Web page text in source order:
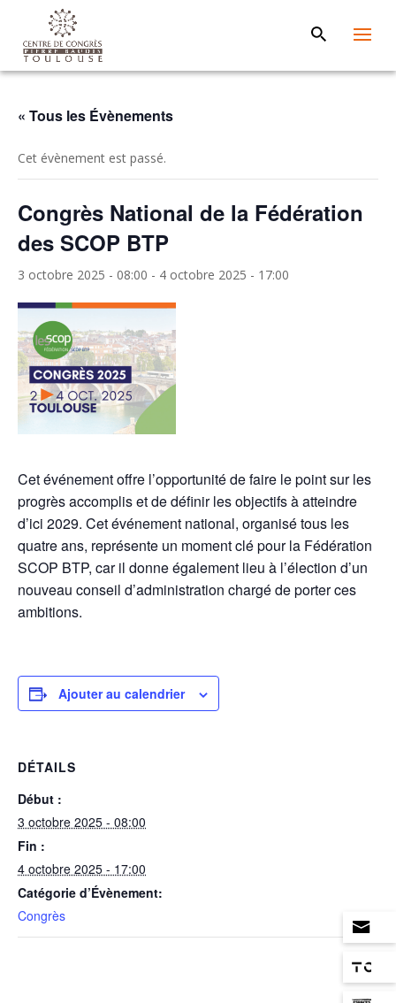
« Tous les Évènements
Cet évènement est passé.
Congrès National de la Fédération
des SCOP BTP
3 octobre 2025 - 08:00 - 4 octobre 2025 - 17:00
Cet événement offre l’opportunité de faire le point sur les
progrès accomplis et de définir les objectifs à atteindre
d’ici 2029. Cet événement national, organisé tous les
quatre ans, représente un moment clé pour la Fédération
SCOP BTP, car il donne également lieu à l’élection d’un
nouveau conseil d’administration chargé de porter ces
ambitions.
Ajouter au calendrier
DÉTAILS
Début :
3 octobre 2025 - 08:00
Fin :
4 octobre 2025 - 17:00
Catégorie d’Évènement:
Congrès